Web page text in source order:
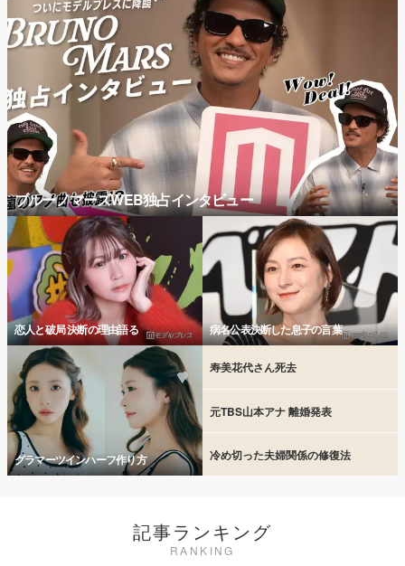
ブルーノマーズWEB独占インタビュー
恋人と破局 決断の理由語る 病名公表決断した息子の言葉
グラマーツインハーフ作り方
寿美花代さん死去
元TBS山本アナ 離婚発表
冷め切った夫婦関係の修復法
記事ランキング
RANKING